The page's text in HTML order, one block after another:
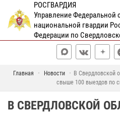
РОСГВАРДИЯ
Управление Федеральной
национальной гвардии
Федерации по
Главная Новости
В Свердловской
свыше 100 выездов по
В СВЕРДЛОВСКОЙ